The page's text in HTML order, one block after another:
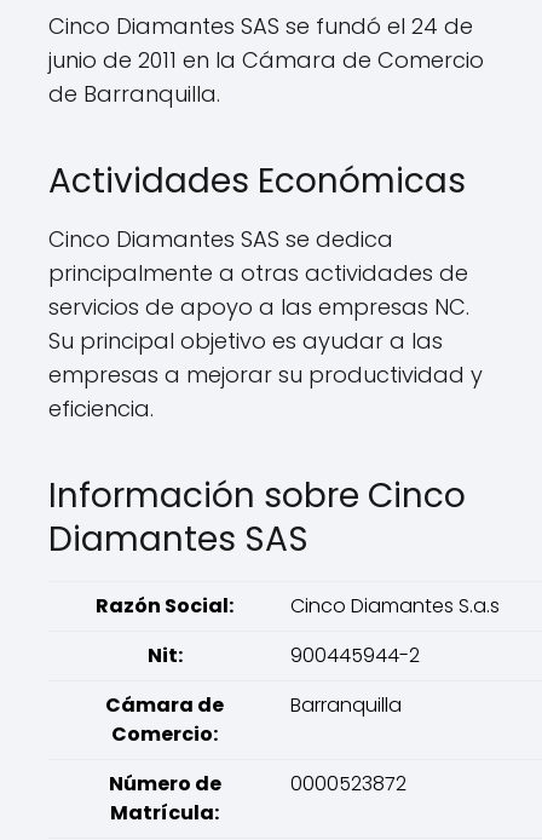
Cinco Diamantes SAS se fundó el 24 de
junio de 2011 en la Cámara de Comercio
de Barranquilla.
Actividades Económicas
Cinco Diamantes SAS se dedica
principalmente a otras actividades de
servicios de apoyo a las empresas NC.
Su principal objetivo es ayudar a las
empresas a mejorar su productividad y
eficiencia.
Información sobre Cinco
Diamantes SAS
Razón Social:
Cinco Diamantes S.a.s
Nit:
900445944-2
Cámara de
Comercio:
Barranquilla
Número de
Matrícula:
0000523872